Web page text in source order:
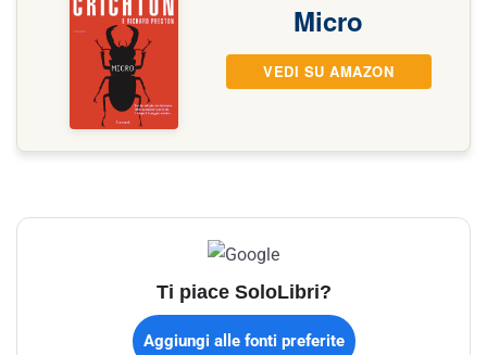
Micro
VEDI SU AMAZON
Ti piace SoloLibri?
Aggiungi alle fonti preferite